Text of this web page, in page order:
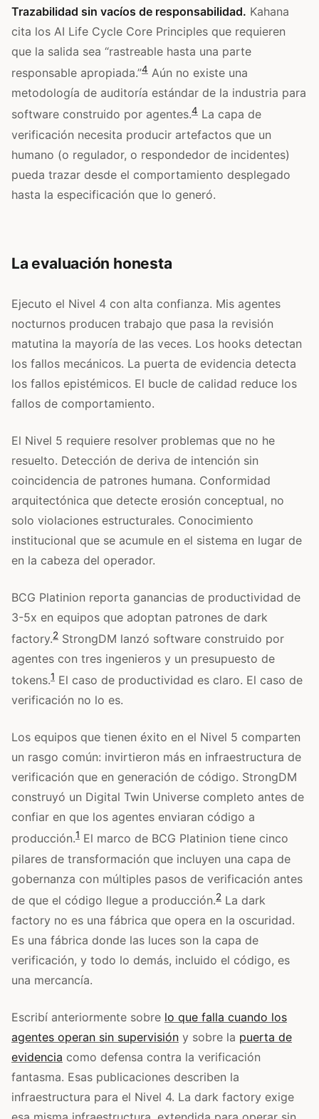
Trazabilidad sin vacíos de responsabilidad. Kahana
cita los AI Life Cycle Core Principles que requieren
que la salida sea “rastreable hasta una parte
responsable apropiada.”4 Aún no existe una
metodología de auditoría estándar de la industria para
software construido por agentes.4 La capa de
verificación necesita producir artefactos que un
humano (o regulador, o respondedor de incidentes)
pueda trazar desde el comportamiento desplegado
hasta la especificación que lo generó.
La evaluación honesta
Ejecuto el Nivel 4 con alta confianza. Mis agentes
nocturnos producen trabajo que pasa la revisión
matutina la mayoría de las veces. Los hooks detectan
los fallos mecánicos. La puerta de evidencia detecta
los fallos epistémicos. El bucle de calidad reduce los
fallos de comportamiento.
El Nivel 5 requiere resolver problemas que no he
resuelto. Detección de deriva de intención sin
coincidencia de patrones humana. Conformidad
arquitectónica que detecte erosión conceptual, no
solo violaciones estructurales. Conocimiento
institucional que se acumule en el sistema en lugar de
en la cabeza del operador.
BCG Platinion reporta ganancias de productividad de
3-5x en equipos que adoptan patrones de dark
factory.2 StrongDM lanzó software construido por
agentes con tres ingenieros y un presupuesto de
tokens.1 El caso de productividad es claro. El caso de
verificación no lo es.
Los equipos que tienen éxito en el Nivel 5 comparten
un rasgo común: invirtieron más en infraestructura de
verificación que en generación de código. StrongDM
construyó un Digital Twin Universe completo antes de
confiar en que los agentes enviaran código a
producción.1 El marco de BCG Platinion tiene cinco
pilares de transformación que incluyen una capa de
gobernanza con múltiples pasos de verificación antes
de que el código llegue a producción.2 La dark
factory no es una fábrica que opera en la oscuridad.
Es una fábrica donde las luces son la capa de
verificación, y todo lo demás, incluido el código, es
una mercancía.
Escribí anteriormente sobre lo que falla cuando los
agentes operan sin supervisión y sobre la puerta de
evidencia como defensa contra la verificación
fantasma. Esas publicaciones describen la
infraestructura para el Nivel 4. La dark factory exige